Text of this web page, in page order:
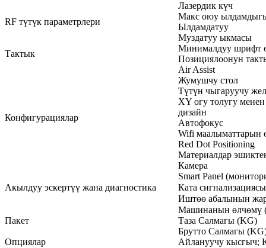
RF түтүк параметрлери
Лазердик күч
Макс оюу
Ылдамдатуу
Муздатуу ыкмасы
Тактык
Минималдуу шрифт
Позициялоонун
Конфигурациялар
Air Assist
Жумушчу стол
Түтүн чыгаруучу
XY огу толугу
дизайн
Автофокус
Wifi маалыматтарын
Red Dot Positioning
Материалдар
Камера
Акылдуу эскертүү жана диагностика
Smart Panel
Ката
Иштөө абалынын
Пакет
Машинанын өлчөмү
Таза Салмагы (KG)
Брутто Салмагы
Опциялар
Айлануучу кысгыч;